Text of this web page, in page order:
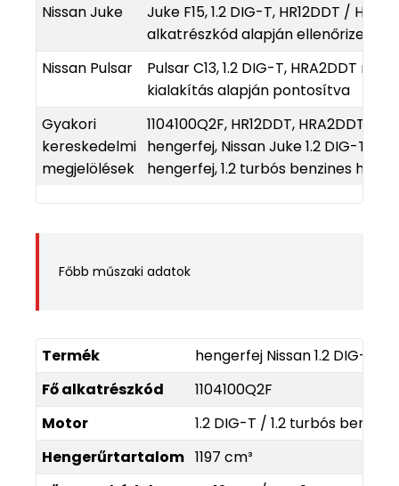
Nissan Juke
Juke F15, 1.2 DIG-T, HR12DDT /
alkatrészkód alapján ellenőrizendő
Nissan Pulsar
Pulsar C13, 1.2 DIG-T, HRA2DDT
kialakítás alapján pontosítva
Gyakori
kereskedelmi
megjelölések
1104100Q2F, HR12DDT, HRA2DDT,
hengerfej, Nissan Juke 1.2 DIG-T
hengerfej, 1.2 turbós benzines
Főbb műszaki adatok
Termék
hengerfej Nissan 1.2 DIG-T /
Fő alkatrészkód
1104100Q2F
Motor
1.2 DIG-T / 1.2 turbós
Hengerűrtartalom 1197 cm³